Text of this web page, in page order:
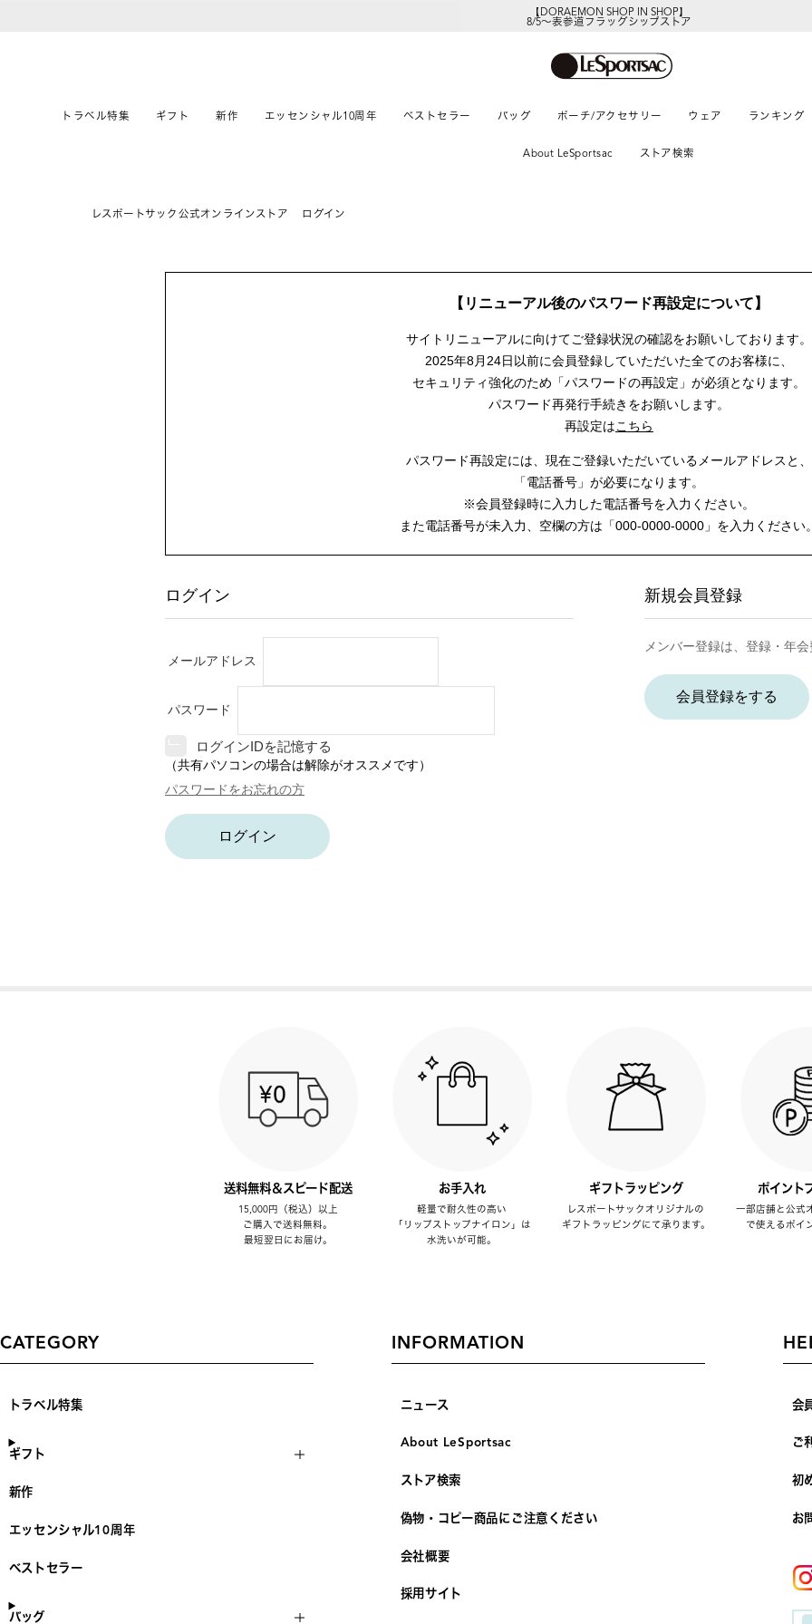
【DORAEMON SHOP IN SHOP】
8/5～表参道フラッグシップストア
トラベル特集 ギフト 新作 エッセンシャル10周年 ベストセラー バッグ ポーチ/アクセサリー ウェア ランキング
About LeSportsac ストア検索
レスポートサック公式オンラインストア ログイン
【リニューアル後のパスワード再設定について】
サイトリニューアルに向けてご登録状況の確認をお願いしております。
2025年8月24日以前に会員登録していただいた全てのお客様に、
セキュリティ強化のため「パスワードの再設定」が必須となります。
パスワード再発行手続きをお願いします。
再設定はこちら
パスワード再設定には、 現在ご登録いただいているメールアドレスと、
「電話番号」が必要になります。
※会員登録時に入力した電話番号を入力ください。
また電話番号が未入力、空欄の方は 「000-0000-0000」を入力ください。
ログイン
メールアドレス
パスワード
ログインIDを記憶する
（共有パソコンの場合は解除がオススメです）
パスワードをお忘れの方
ログイン
新規会員登録
メンバー登録は、登録・年会
会員登録をする
送料無料＆スピード配送
15,000円（税込）以上
ご購入で送料無料。
最短翌日にお届け。
お手入れ
軽量で耐久性の高い
「リップストップナイロン」は
水洗いが可能。
ギフトラッピング
レスポートサックオリジナルの
ギフトラッピングにて承ります。
ポイント
一部店舗と公式
で使えるポイ
CATEGORY
トラベル特集
ギフト
新作
エッセンシャル10周年
ベストセラー
バッグ
INFORMATION
ニュース
About LeSportsac
ストア検索
偽物・コピー商品にご注意ください
会社概要
採用サイト
会
ご
初
お